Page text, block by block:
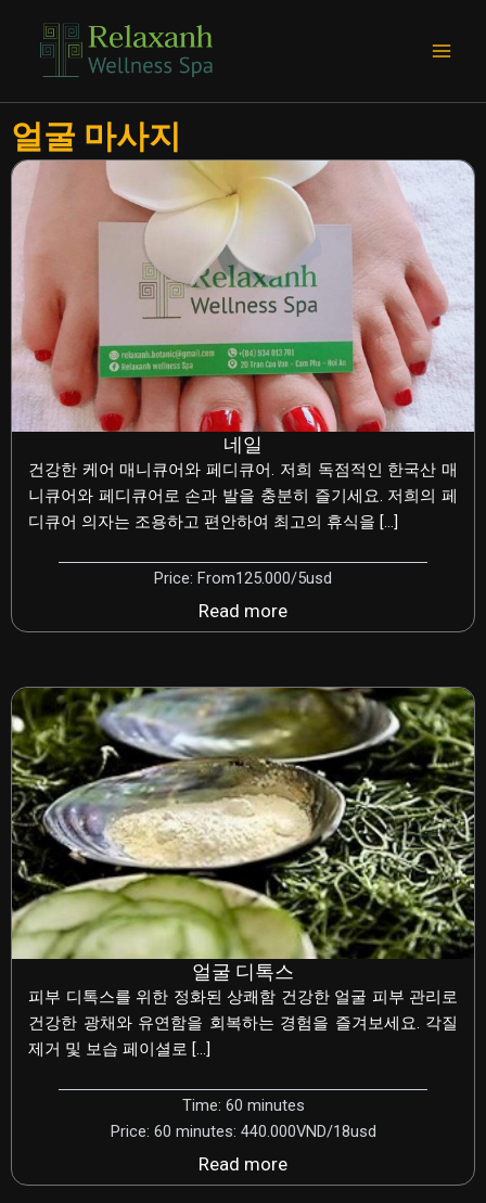
뛰
얼굴 마사지
네일
건강한 케어 매니큐어와 페디큐어. 저희 독점적인 한국산 매
니큐어와 페디큐어로 손과 발을 충분히 즐기세요. 저희의 페
디큐어 의자는 조용하고 편안하여 최고의 휴식을 […]
Price: From125.000/5usd
Read more
얼굴 디톡스
피부 디톡스를 위한 정화된 상쾌함 건강한 얼굴 피부 관리로
건강한 광채와 유연함을 회복하는 경험을 즐겨보세요. 각질
제거 및 보습 페이셜로 […]
Time: 60 minutes
Price: 60 minutes: 440.000VND/18usd
Read more